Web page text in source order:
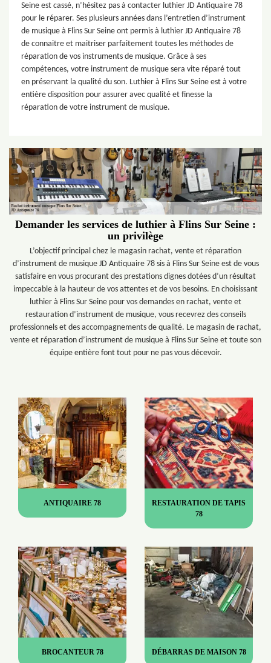
Seine est cassé, n’hésitez pas à contacter luthier JD Antiquaire 78
pour le réparer. Ses plusieurs années dans l’entretien d’instrument
de musique à Flins Sur Seine ont permis à luthier JD Antiquaire 78
de connaitre et maitriser parfaitement toutes les méthodes de
réparation de vos instruments de musique. Grâce à ses
compétences, votre instrument de musique sera vite réparé tout
en préservant la qualité du son. Luthier à Flins Sur Seine est à votre
entière disposition pour assurer avec qualité et finesse la
réparation de votre instrument de musique.
Demander les services de luthier à Flins Sur Seine :
un privilège
L’objectif principal chez le magasin rachat, vente et réparation
d’instrument de musique JD Antiquaire 78 sis à Flins Sur Seine est de vous
satisfaire en vous procurant des prestations dignes dotées d’un résultat
impeccable à la hauteur de vos attentes et de vos besoins. En choisissant
luthier à Flins Sur Seine pour vos demandes en rachat, vente et
restauration d’instrument de musique, vous recevrez des conseils
professionnels et des accompagnements de qualité. Le magasin de rachat,
vente et réparation d’instrument de musique à Flins Sur Seine et toute son
équipe entière font tout pour ne pas vous décevoir.
ANTIQUAIRE 78
RESTAURATION DE TAPIS
78
BROCANTEUR 78 DÉBARRAS DE MAISON 78